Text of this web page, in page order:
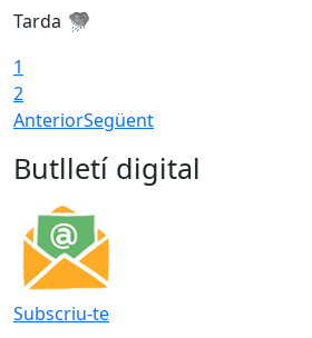
Tarda
1
2
AnteriorSegüent
Butlletí digital
Subscriu-te